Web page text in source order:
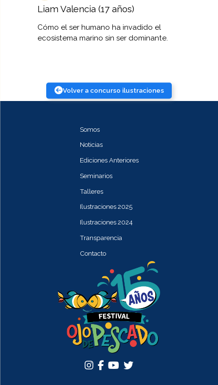
Volver a concurso ilustraciones
Liam Valencia (17 años)
Cómo el ser humano ha invadido el
ecosistema marino sin ser dominante.
Somos
Noticias
Ediciones Anteriores
Seminarios
Talleres
Ilustraciones 2025
Ilustraciones 2024
Transparencia
Contacto